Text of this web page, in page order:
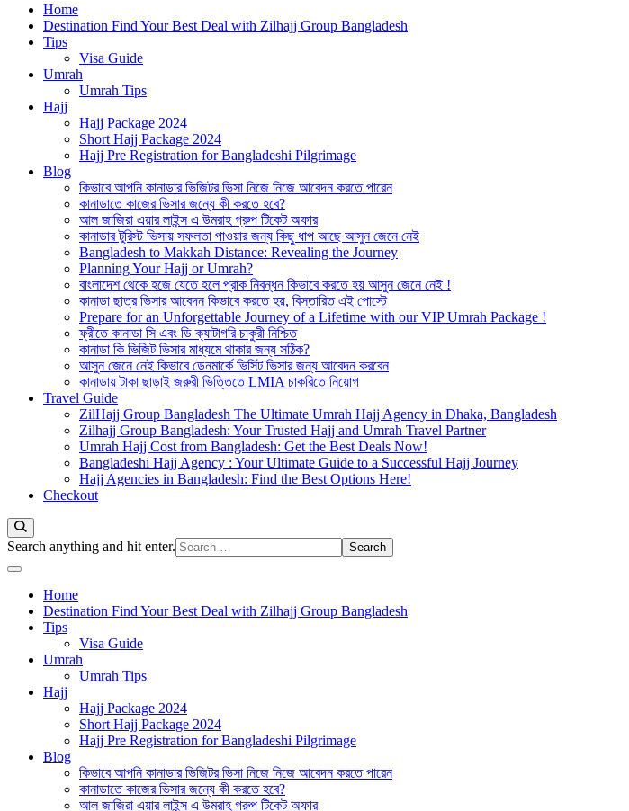
Home
Destination Find Your Best Deal with Zilhajj Group Bangladesh
Tips
Visa Guide
Umrah
Umrah Tips
Hajj
Hajj Package 2024
Short Hajj Package 2024
Hajj Pre Registration for Bangladeshi Pilgrimage
Blog
কিভাবে আপনি কানাডার ভিজিটর ভিসা নিজে নিজে আবেদন করতে পারেন
কানাডাতে কাজের ভিসার জন্যে কী করতে হবে?
আল জাজিরা এয়ার লাইন্স এ উমরাহ গ্রুপ টিকেট অফার
কানাডার টুরিস্ট ভিসায় সফলতা পাওয়ার জন্য কিছু ধাপ আছে আসুন জেনে নেই
Bangladesh to Makkah Distance: Revealing the Journey
Planning Your Hajj or Umrah?
বাংলাদেশ থেকে হজে যেতে হলে প্রাক নিবন্ধন কিভাবে করতে হয় আসুন জেনে নেই !
কানাডা ছাত্র ভিসার আবেদন কিভাবে করতে হয়, বিস্তারিত এই পোস্টে
Prepare for an Unforgettable Journey of a Lifetime with our VIP Umrah Package !
ফ্রীতে কানাডা সি এবং ডি ক্যাটাগরি চাকুরী নিশ্চিত
কানাডা কি ভিজিট ভিসার মাধ্যমে থাকার জন্য সঠিক?
আসুন জেনে নেই কিভাবে ডেনমার্কে ভিসিট ভিসার জন্য আবেদন করবেন
কানাডায় টাকা ছাড়াই জরুরী ভিত্তিতে LMIA চাকরিতে নিয়োগ
Travel Guide
ZilHajj Group Bangladesh The Ultimate Umrah Hajj Agency in Dhaka, Bangladesh
Zilhajj Group Bangladesh: Your Trusted Hajj and Umrah Travel Partner
Umrah Hajj Cost from Bangladesh: Get the Best Deals Now!
Bangladeshi Hajj Agency : Your Ultimate Guide to a Successful Hajj Journey
Hajj Agencies in Bangladesh: Find the Best Options Here!
Checkout
Looking
Something?
Search anything and hit enter.
Home
Destination Find Your Best Deal with Zilhajj Group Bangladesh
Tips
Visa Guide
Umrah
Umrah Tips
Hajj
Hajj Package 2024
Short Hajj Package 2024
Hajj Pre Registration for Bangladeshi Pilgrimage
Blog
কিভাবে আপনি কানাডার ভিজিটর ভিসা নিজে নিজে আবেদন করতে পারেন
কানাডাতে কাজের ভিসার জন্যে কী করতে হবে?
আল জাজিরা এয়ার লাইন্স এ উমরাহ গ্রুপ টিকেট অফার